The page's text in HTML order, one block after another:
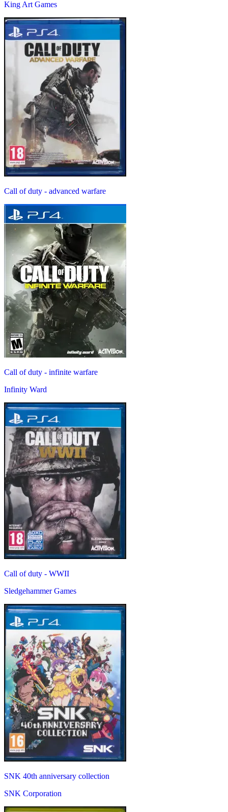
King Art Games
Call of duty - advanced warfare
Call of duty - infinite warfare
Infinity Ward
Call of duty - WWII
Sledgehammer Games
SNK 40th anniversary collection
SNK Corporation